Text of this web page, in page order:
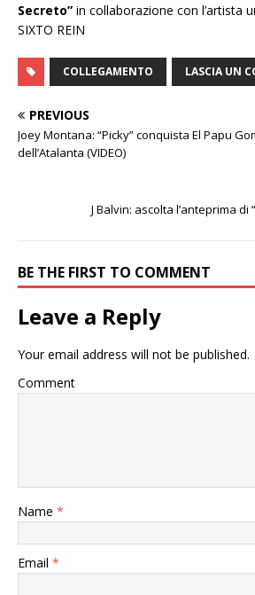
Secreto” in collaborazione con l’artista
SIXTO REIN
COLLEGAMENTO LASCIA UN
PREVIOUS
Joey Montana: “Picky” conquista El Papu
dell’Atalanta (VIDEO)
J Balvin: ascolta l’anteprima di
BE THE FIRST TO COMMENT
Leave a Reply
Your email address will not be published.
Comment
Name *
Email *